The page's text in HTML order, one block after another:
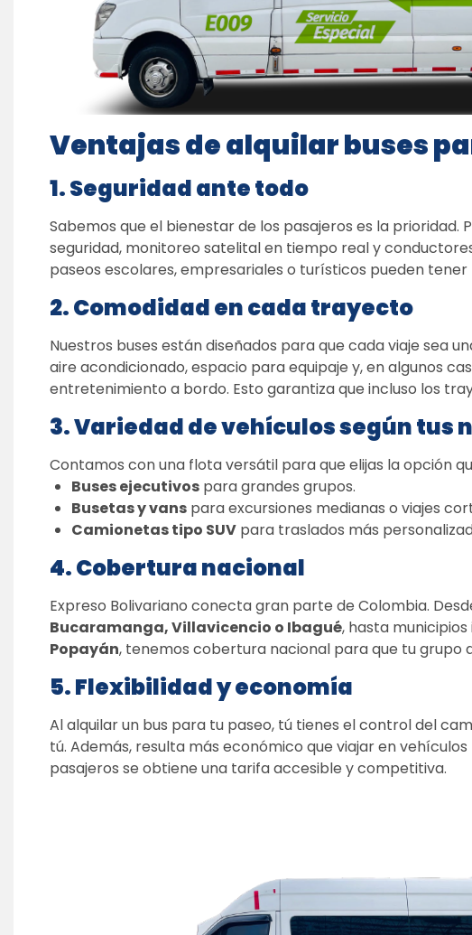
Ventajas de alquilar buses
1. Seguridad ante todo
Sabemos que el bienestar de los pasajeros es la
seguridad, monitoreo satelital en tiempo real y
paseos escolares, empresariales o turísticos pueden
2. Comodidad en cada trayecto
Nuestros buses están diseñados para que cada viaje sea
aire acondicionado, espacio para equipaje y, en algunos
entretenimiento a bordo. Esto garantiza que incluso los
3. Variedad de vehículos según tus
Contamos con una flota versátil para que elijas la opción
Buses ejecutivos para grandes grupos.
Busetas y vans para excursiones medianas o viajes
Camionetas tipo SUV para traslados más
4. Cobertura nacional
Expreso Bolivariano conecta gran parte de Colombia.
Bucaramanga, Villavicencio o Ibagué, hasta
Popayán, tenemos cobertura nacional para que tu grupo
5. Flexibilidad y economía
Al alquilar un bus para tu paseo, tú tienes el control del
tú. Además, resulta más económico que viajar en
pasajeros se obtiene una tarifa accesible y competitiva.